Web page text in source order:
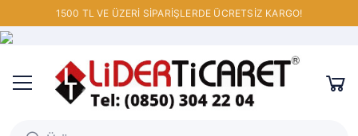
1500 TL VE ÜZERİ SİPARİŞLERDE ÜCRETSİZ KARGO!